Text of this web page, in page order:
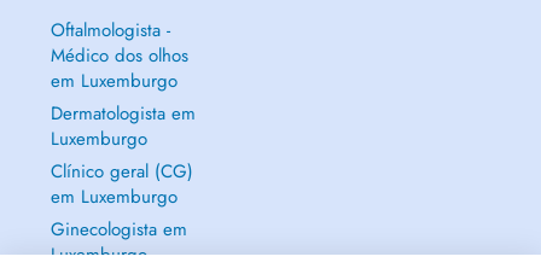
Oftalmologista -
Médico dos olhos
em Luxemburgo
Dermatologista em
Luxemburgo
Clínico geral (CG)
em Luxemburgo
Ginecologista em
Luxemburgo